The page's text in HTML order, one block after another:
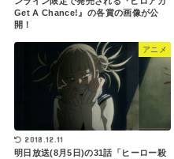
Get A Chance!』の各賞の画像が公
開！
アニメ
2018.12.11
明日放送(8月5日)の31話「ヒーロー殺